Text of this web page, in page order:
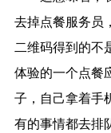
去掉点餐服务员
二维码得到的不
体验的一个点餐
子，自己拿着手
有的事情都去排